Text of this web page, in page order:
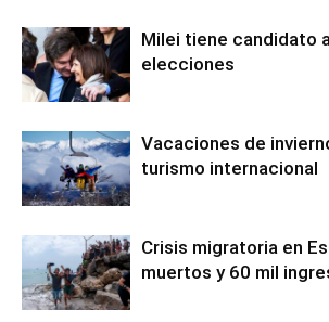
Milei tiene candidato
elecciones
Vacaciones de
turismo internacional
Crisis migratoria en
muertos y 60 mil